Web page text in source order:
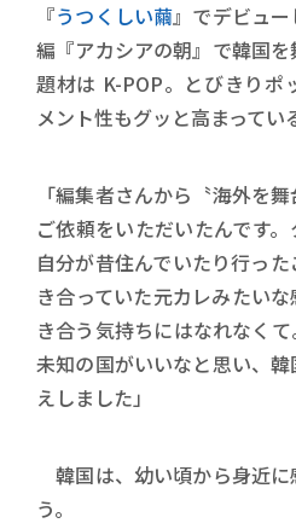
『うつくしい繭』でデビュ
編『アカシアの朝』で韓国を
題材は K-POP。とびきりポ
メント性もグッと高まってい
「編集者さんから〝海外を
ご依頼をいただいたんです
自分が昔住んでいたり行っ
き合っていた元カレみたい
き合う気持ちにはなれなく
未知の国がいいなと思い、
えしました」
韓国は、幼い頃から身近
う。